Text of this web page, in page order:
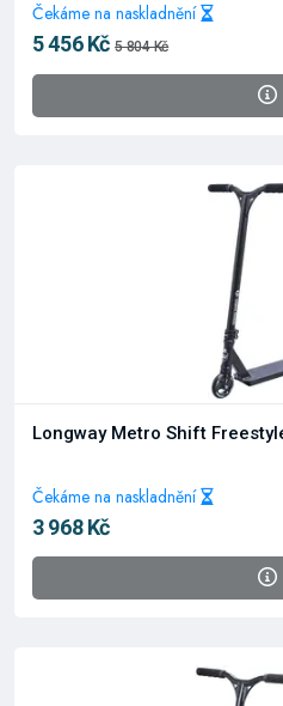
Čekáme na naskladnění
5 456 Kč 5 804 Kč
Longway Metro Shift
Čekáme na naskladnění
3 968 Kč